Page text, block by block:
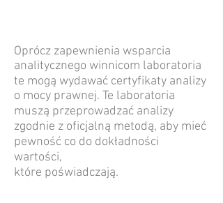
Oprócz zapewnienia wsparcia
analitycznego winnicom laboratoria
te mogą wydawać certyfikaty analizy
o mocy prawnej. Te laboratoria
muszą przeprowadzać analizy
zgodnie z oficjalną metodą, aby mieć
pewność co do dokładności
wartości,
które poświadczają.